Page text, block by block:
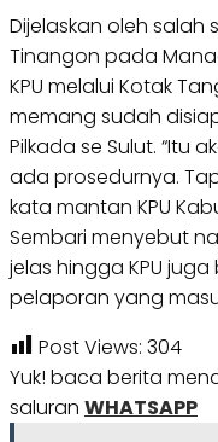
Dijelaskan oleh salah
Tinangon pada
KPU melalui Kotak
memang sudah
Pilkada se Sulut. “Itu
ada prosedurnya.
kata mantan KPU
Sembari menyebut
jelas hingga KPU
pelaporan yang
Post Views: 304
Yuk! baca berita
saluran WHATSAPP